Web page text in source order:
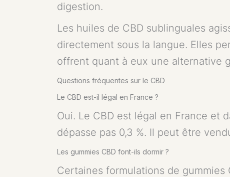
digestion.
Les huiles de CBD sublinguales
directement sous la langue. Elles
offrent quant à eux une alternative
Questions fréquentes sur le CBD
Le CBD est-il légal en France ?
Oui. Le CBD est légal en France et
dépasse pas 0,3 %. Il peut être
Les gummies CBD font-ils dormir ?
Certaines formulations de